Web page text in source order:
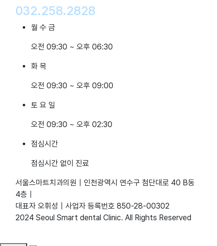
032.258.2828
월 수 금
오전 09:30 ~ 오후 06:30
화 목
오전 09:30 ~ 오후 09:00
토 요 일
오전 09:30 ~ 오후 02:30
점심시간
점심시간 없이 진료
서울스마트치과의원｜인천광역시 연수구 첨단대로 40 B동
4층｜
대표자 오휘성｜사업자 등록번호 850-28-00302
2024 Seoul Smart dental Clinic. All Rights Reserved